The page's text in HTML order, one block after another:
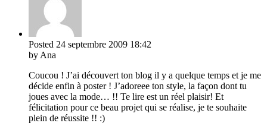
Posted 24 septembre 2009 18:42
by Ana
Coucou ! J’ai découvert ton blog il y a quelque temps et je me
décide enfin à poster ! J’adoreee ton style, la façon dont tu
joues avec la mode… !! Te lire est un réel plaisir! Et
félicitation pour ce beau projet qui se réalise, je te souhaite
plein de réussite !! :)